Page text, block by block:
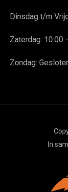
Dinsdag t/m
Zaterdag: 10:00
Zondag:
In